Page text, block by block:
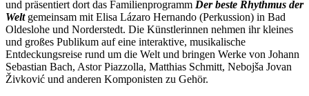
und präsentiert dort das Familienprogramm Der beste Rhythmus der
Weltgemeinsam mit Elisa Lázaro Hernando (Perkussion) in Bad
Oldeslohe und Norderstedt. Die Künstlerinnen nehmen ihr kleines
und großes Publikum auf eine interaktive, musikalische
Entdeckungsreise rund um die Welt und bringen Werke von Johann
Sebastian Bach, Astor Piazzolla, Matthias Schmitt, Nebojša Jovan
Živković und anderen Komponisten zu Gehör.